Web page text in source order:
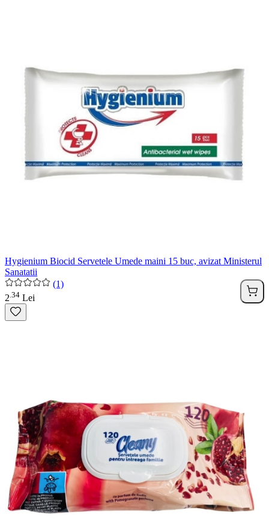
Hygienium Biocid Servetele Umede maini 15 buc, avizat Ministerul
Sanatatii
(1)
2 34 Lei